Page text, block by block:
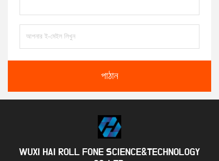
পাঠান
WUXI HAI ROLL FONE SCIENCE&TECHNOLOGY